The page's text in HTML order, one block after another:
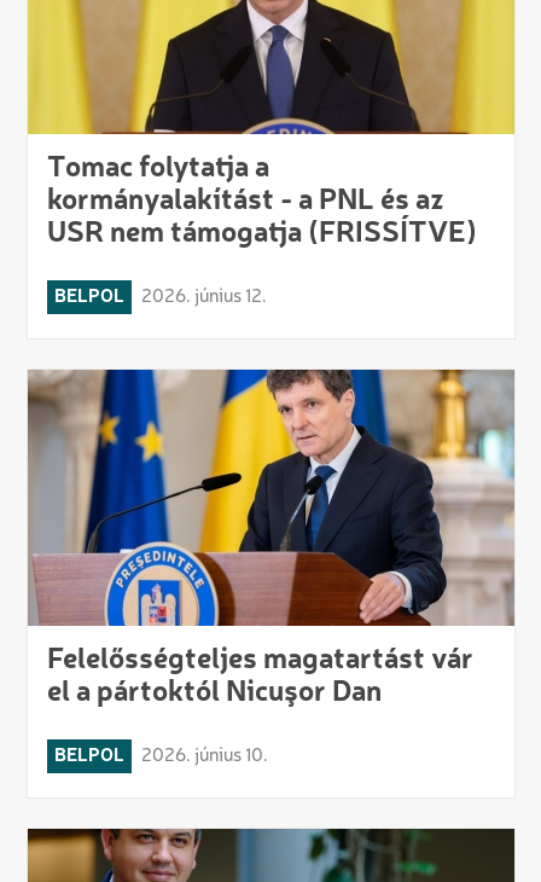
Tomac folytatja a
kormányalakítást - a PNL és az
USR nem támogatja (FRISSÍTVE)
BELPOL 2026. június 12.
Felelősségteljes magatartást vár
el a pártoktól Nicuşor Dan
BELPOL 2026. június 10.